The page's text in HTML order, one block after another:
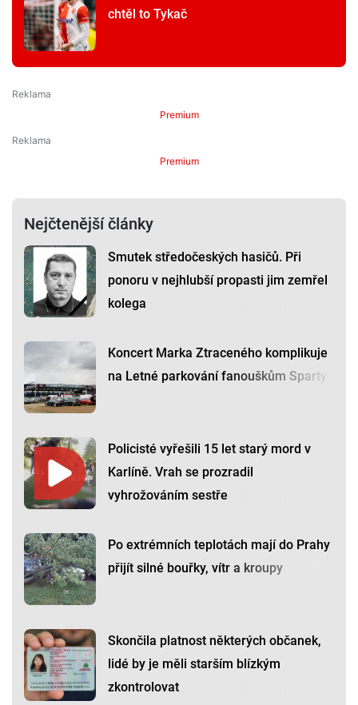
chtěl to Tykač
Premium
Premium
Nejčtenější články
Smutek středočeských hasičů. Při
ponoru v nejhlubší propasti jim zemřel
kolega
Koncert Marka Ztraceného komplikuje
na Letné parkování fanouškům Sparty
Policisté vyřešili 15 let starý mord v
Karlíně. Vrah se prozradil
vyhrožováním sestře
Po extrémních teplotách mají do Prahy
přijít silné bouřky, vítr a kroupy
Skončila platnost některých občanek,
lidé by je měli starším blízkým
zkontrolovat